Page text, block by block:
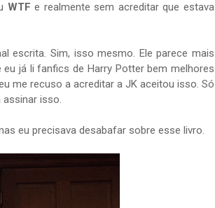
WTFe realmente sem acreditar que estava
escrita. Sim, isso mesmo. Ele parece mais
já li fanfics de Harry Potter bem melhores
me recuso a acreditar a JK aceitou isso. Só
assinar isso.
eu precisava desabafar sobre esse livro.